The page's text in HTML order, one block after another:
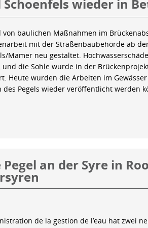
Schoenfels wieder in
von baulichen Maßnahmen im
mit der Straßenbaubehörde ab
Mamer neu gestaltet.
und die Sohle wurde in der
Heute wurden die Arbeiten im
des Pegels wieder veröffentlicht werden
an der Syre in
de la gestion de l’eau hat zwei